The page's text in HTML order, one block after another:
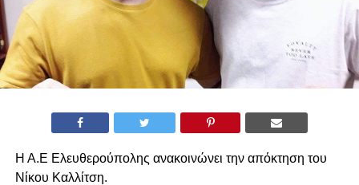
Η Α.Ε Ελευθερούπολης ανακοινώνει την απόκτηση του
Νίκου Καλλίτση.